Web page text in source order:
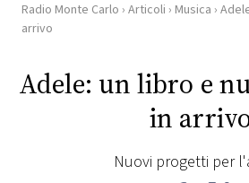
HOME
RADIO
Radio Monte Carlo › Articoli › Musica ›
arrivo
Adele: un libro e
in
Nuovi progetti per